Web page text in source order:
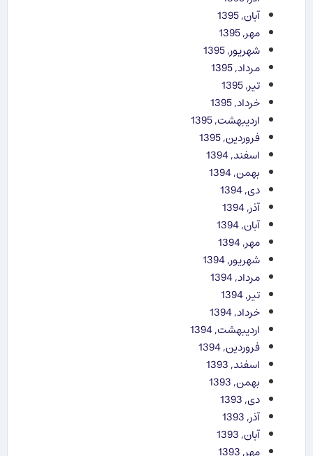
آبان, 1395
مهر, 1395
شهریور, 1395
مرداد, 1395
تیر, 1395
خرداد, 1395
اردیبهشت, 1395
فروردین, 1395
اسفند, 1394
بهمن, 1394
دی, 1394
آذر, 1394
آبان, 1394
مهر, 1394
شهریور, 1394
مرداد, 1394
تیر, 1394
خرداد, 1394
اردیبهشت, 1394
فروردین, 1394
اسفند, 1393
بهمن, 1393
دی, 1393
آذر, 1393
آبان, 1393
مهر, 1393